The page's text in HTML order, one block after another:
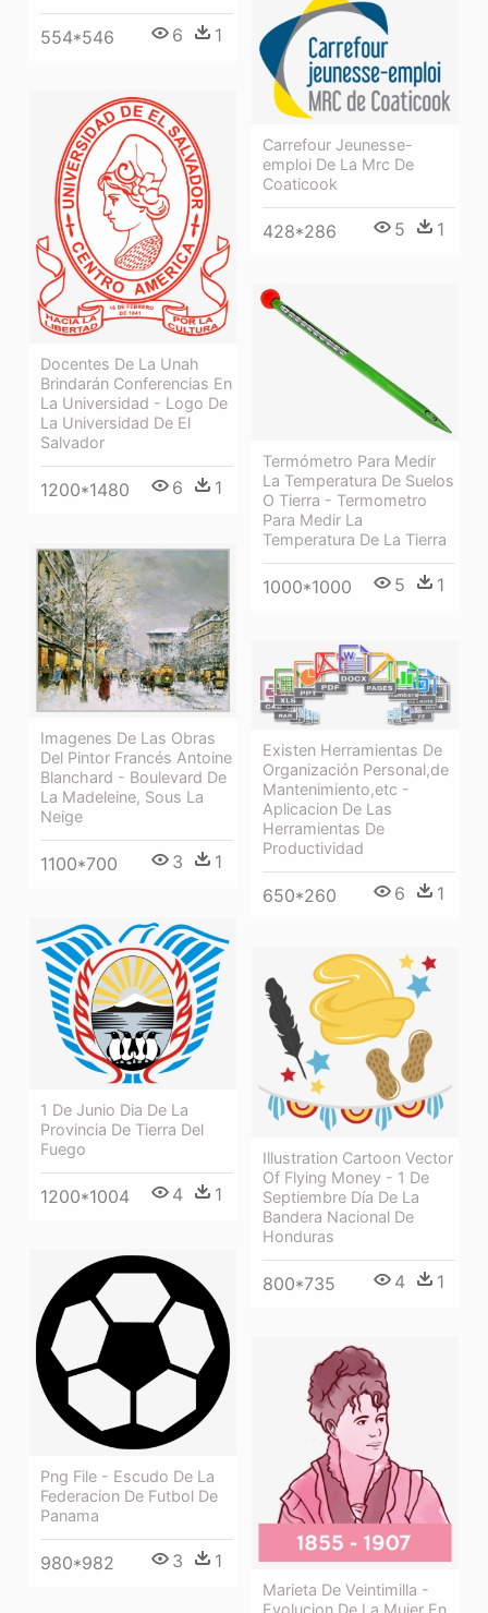
554*546 6 1
Carrefour Jeunesse-
emploi De La Mrc De
Coaticook
428*286 5 1
Docentes De La Unah
Brindarán Conferencias En
La Universidad - Logo De
La Universidad De El
Salvador
1200*1480 6 1
Termómetro Para Medir
La Temperatura De Suelos
O Tierra - Termometro
Para Medir La
Temperatura De La Tierra
1000*1000 5 1
Imagenes De Las Obras
Del Pintor Francés Antoine
Blanchard - Boulevard De
La Madeleine, Sous La
Neige
1100*700 3 1
Existen Herramientas De
Organización Personal,de
Mantenimiento,etc -
Aplicacion De Las
Herramientas De
Productividad
650*260 6 1
1 De Junio Dia De La
Provincia De Tierra Del
Fuego
1200*1004 4 1
Illustration Cartoon Vector
Of Flying Money - 1 De
Septiembre Día De La
Bandera Nacional De
Honduras
800*735 4 1
Png File - Escudo De La
Federacion De Futbol De
Panama
980*982 3 1
Marieta De Veintimilla -